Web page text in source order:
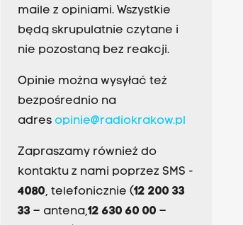
maile z opiniami. Wszystkie
będą skrupulatnie czytane i
nie pozostaną bez reakcji.
Opinie można wysyłać też
bezpośrednio na
adres opinie@radiokrakow.pl
Zapraszamy również do
kontaktu z nami poprzez SMS -
4080, telefonicznie (12 200 33
33– antena,12 630 60 00 –